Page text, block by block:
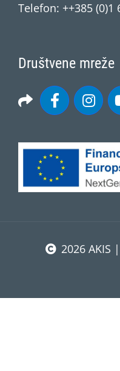
Telefon: ++385 (0)1
Društvene mreže
2026 AKIS